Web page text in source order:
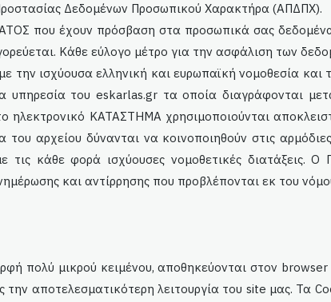
Δεδομένων Προσωπικού Χαρακτήρα (ΑΠΔΠΧ).
που έχουν πρόσβαση στα προσωπικά σας
Κάθε εύλογο μέτρο για την ασφάλιση των
την ισχύουσα ελληνική και ευρωπαϊκή νομοθεσία
υπηρεσία τουeskarlas.gr τα οποία διαγράφονται
ΚΑΤΑΣΤΗΜΑ χρησιμοποιούνται
αρχείου δύνανται να κοινοποιηθούν στις
κάθε φορά ισχύουσες νομοθετικές διατάξεις.
και αντίρρησης που προβλέπονται εκ του
πολύ μικρού κειμένου, αποθηκεύονται στον
την αποτελεσματικότερη λειτουργία του site μας. Τα